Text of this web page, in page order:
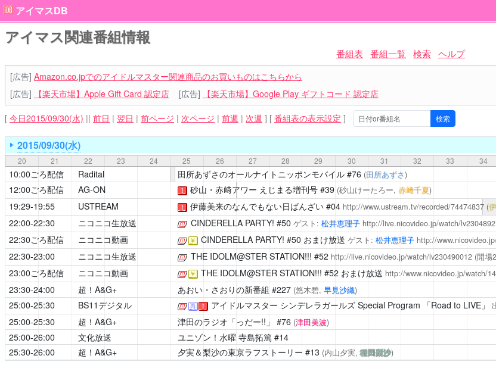
アイマスDB
アイマス関連番組情報
番組表 番組一覧 検索 ヘルプ
[広告] Amazon.co.jpでのアイドルマスター関連商品のお買いものはこちらから
[広告]
【楽天市場】Apple Gift Card 認定店 [広告] 【楽天市場】Google Play ギフトコード 認定店
[ 今日2015/09/30(水) || 前日 | 翌日 | 前ページ | 次ページ | 前週 | 次週 ] [ 番組表の表示設定 ]
2015/09/30(水)
20 21 22 23 24 25 26 27 28 29 30 31 32 33 34
10:00ごろ配信 Radital 田所あずさのオールナイトニッポンモバイル#76 (田所あずさ)
12:00ごろ配信 AG-ON ！ 砂山・赤﨑アワー えじまる増刊号#39 (砂山けーたろー, 赤﨑千夏)
19:29-19:55 USTREAM ！ 伊藤美来のなんでもない日ばんざい#04 http://www.ustream.tv/recorded/74474837 (
22:00-22:30 ニコニコ生放送
[公式] CINDERELLA PARTY! #50 ゲスト: 松井恵理子 http://live.nicovideo.jp/watch/
22:30ごろ配信 ニコニコ動画
[公式] ￥ CINDERELLA PARTY! #50 おまけ放送 ゲスト: 松井恵理子 http://
22:30-23:00 ニコニコ生放送
[公式] THE IDOLM@STER STATION!!! #52 http://live.nicovideo.jp/watch/lv230490012(開場
23:00ごろ配信 ニコニコ動画
[公式] ￥ THE IDOLM@STER STATION!!! #52 おまけ放送 http://www.nicovideo.jp/watch/
23:30-24:00 超！A&G+ あおい・さおりの新番組 #227 (悠木碧, 早見沙織)
25:00-25:30 BS11デジタル
[公式] 再 ！ アイドルマスター シンデレラガールズ Special Program 「Road to LIVE」
25:00-25:30 超！A&G+ 津田のラジオ「っだー!!」 #76 (津田美波)
25:00-26:00 文化放送 ユニゾン！水曜 寺島拓篤 #14
25:30-26:00
超！A&G+ 夕実＆梨沙の東京ラフストーリー #13 (内山夕実,種田梨沙)